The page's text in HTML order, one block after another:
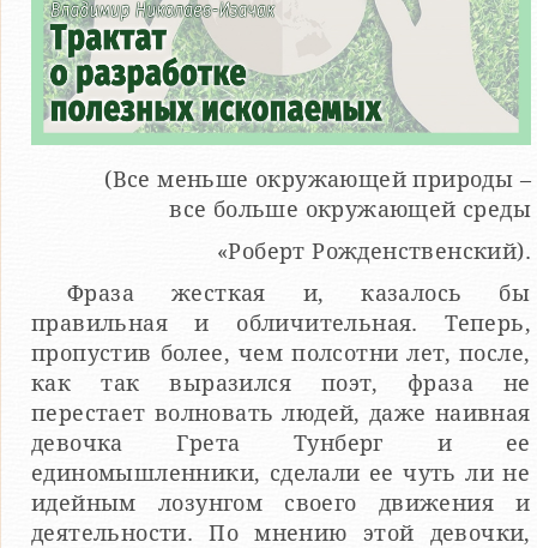
(Все меньше окружающей природы –
все больше окружающей среды
«Роберт Рожденственский).
Фраза жесткая и, казалось бы
правильная и обличительная. Теперь,
пропустив более, чем полсотни лет, после,
как так выразился поэт, фраза не
перестает волновать людей, даже наивная
девочка Грета Тунберг и ее
единомышленники, сделали ее чуть ли не
идейным лозунгом своего движения и
деятельности. По мнению этой девочки,